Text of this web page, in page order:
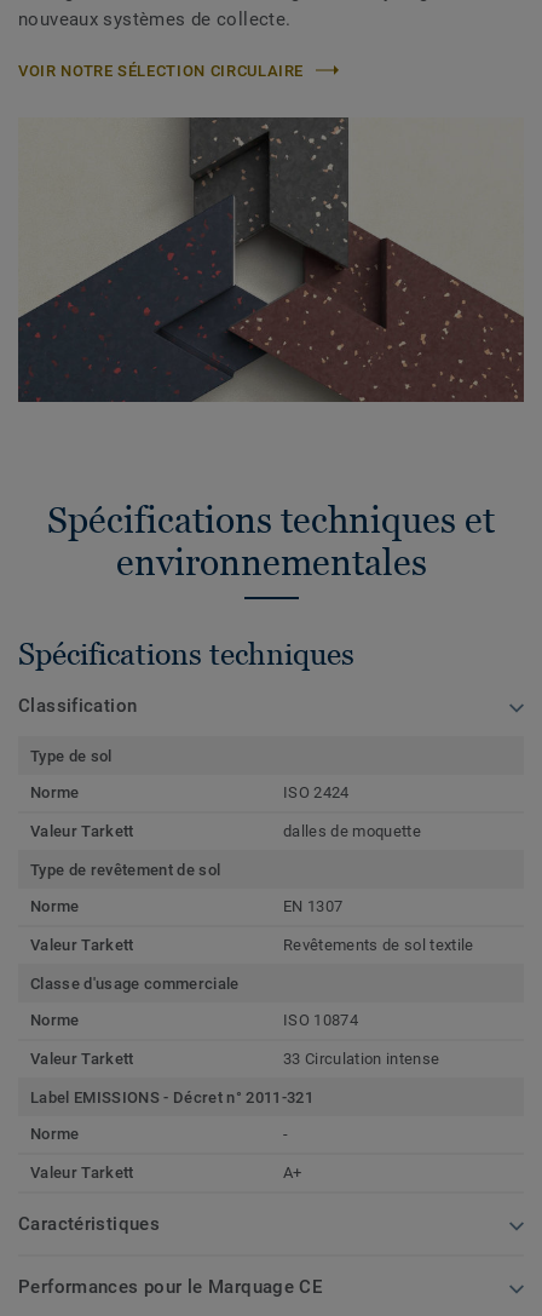
nouveaux systèmes de collecte.
VOIR NOTRE SÉLECTION CIRCULAIRE
Spécifications techniques et
environnementales
Spécifications techniques
Classification
Type de sol
Norme
ISO 2424
Valeur Tarkett dalles de moquette
Type de revêtement de sol
Norme
EN 1307
Valeur Tarkett Revêtements de sol textile
Classe d'usage commerciale
Norme
ISO 10874
Valeur Tarkett 33 Circulation intense
Label EMISSIONS - Décret n° 2011-321
Norme
-
Valeur Tarkett A+
Caractéristiques
Performances pour le Marquage CE